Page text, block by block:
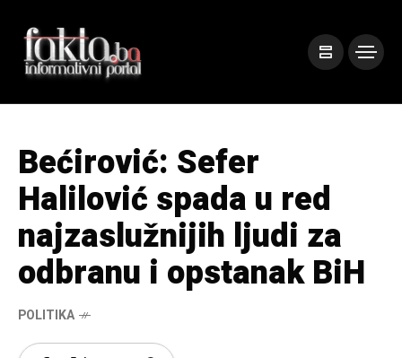
Bećirović: Sefer
Halilović spada u red
najzaslužnijih ljudi za
odbranu i opstanak BiH
POLITIKA